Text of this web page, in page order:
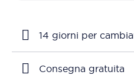
14 giorni per
Consegna gratuita